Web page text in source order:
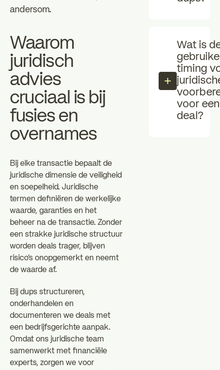
andersom.
Waarom
juridisch
advies
cruciaal is bij
fusies en
overnames
Bij elke transactie bepaalt de
juridische dimensie de veiligheid
en soepelheid. Juridische
termen definiëren de werkelijke
waarde, garanties en het
beheer na de transactie. Zonder
een strakke juridische structuur
worden deals trager, blijven
risico's onopgemerkt en neemt
de waarde af.
Bij dups structureren,
onderhandelen en
documenteren we deals met
een bedrijfsgerichte aanpak.
Omdat ons juridische team
samenwerkt met financiële
experts, zorgen we voor
Wat is
timing
voor een
deal?